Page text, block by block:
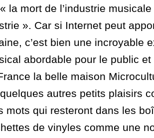
la mort de l’industrie
». Car si Internet peut
c’est bien une incroyable
abordable pour le public
la belle maison
autres petits plaisirs
mots qui resteront dans les
de vinyles comme une